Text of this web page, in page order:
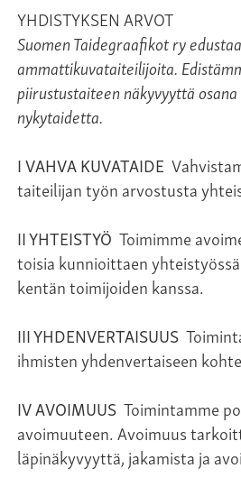
YHDISTYKSEN ARVOT
Suomen Taidegraafikot ry edustaa
ammattikuvataiteilijoita.
piirustustaiteen näkyvyyttä
nykytaidetta.
I VAHVA KUVATAIDE
taiteilijan työn arvostusta
II YHTEISTYÖ Toimimme
toisia kunnioittaen
kentän toimijoiden kanssa.
III YHDENVERTAISUUS
ihmisten yhdenvertaiseen
IV AVOIMUUS Toimintamme
avoimuuteen. Avoimuus
läpinäkyvyyttä, jakamista ja